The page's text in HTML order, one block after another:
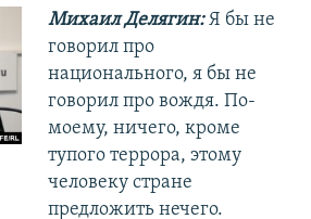
Михаил Делягин:Я бы не
говорил про
национального, я бы не
говорил про вождя. По-
моему, ничего, кроме
тупого террора, этому
человеку стране
предложить нечего.